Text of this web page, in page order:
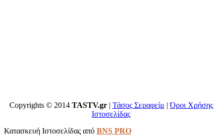
Copyrights © 2014 TASTV.gr| Τάσος Σεραφείμ |Όροι Χρήσης
Ιστοσελίδας
Κατασκευή Ιστοσελίδας από BNS PRO